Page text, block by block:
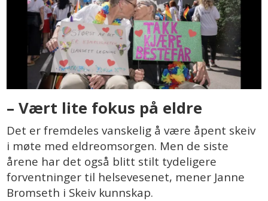
– Vært lite fokus på eldre
Det er fremdeles vanskelig å være åpent skeiv
i møte med eldreomsorgen. Men de siste
årene har det også blitt stilt tydeligere
forventninger til helsevesenet, mener Janne
Bromseth i Skeiv kunnskap.